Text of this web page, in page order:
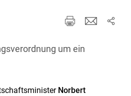
um ein
Norbert